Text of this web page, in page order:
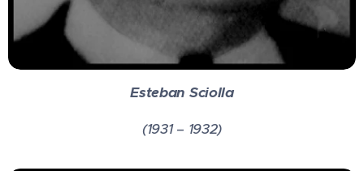
Esteban Sciolla
(1931 – 1932)